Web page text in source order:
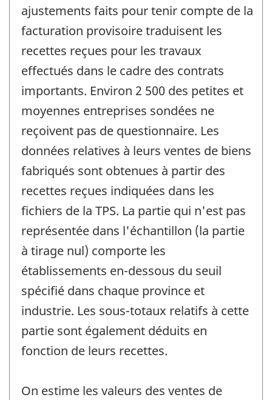
ajustements faits pour tenir compte de la
facturation provisoire traduisent les
recettes reçues pour les travaux
effectués dans le cadre des contrats
importants. Environ 2 500 des petites et
moyennes entreprises sondées ne
reçoivent pas de questionnaire. Les
données relatives à leurs ventes de biens
fabriqués sont obtenues à partir des
recettes reçues indiquées dans les
fichiers de la TPS. La partie qui n'est pas
représentée dans l'échantillon (la partie
à tirage nul) comporte les
établissements en-dessous du seuil
spécifié dans chaque province et
industrie. Les sous-totaux relatifs à cette
partie sont également déduits en
fonction de leurs recettes.
On estime les valeurs des ventes de